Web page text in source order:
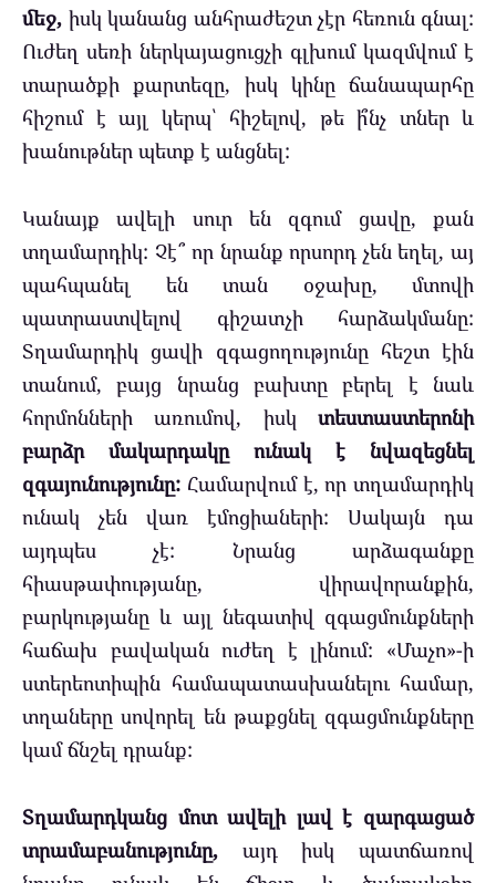
մեջ, իսկ կանանց անհրաժեշտ չէր հեռուն գնալ:
Ուժեղ սեռի ներկայացուցչի գլխում կազմվում է
տարածքի քարտեզը, իսկ կինը ճանապարհը
հիշում է այլ կերպ՝ հիշելով, թե ի՞նչ տներ և
խանութներ պետք է անցնել:
Կանայք ավելի սուր են զգում ցավը, քան
տղամարդիկ: Չէ՞ որ նրանք որսորդ չեն եղել, այ
պահպանել են տան օջախը, մտովի
պատրաստվելով գիշատչի հարձակմանը:
Տղամարդիկ ցավի զգացողությունը հեշտ էին
տանում, բայց նրանց բախտը բերել է նաև
հորմոնների առումով, իսկ տեստաստերոնի
բարձր մակարդակը ունակ է նվազեցնել
զգայունությունը: Համարվում է, որ տղամարդիկ
ունակ չեն վառ էմոցիաների: Սակայն դա
այդպես չէ: Նրանց արձագանքը
հիասթափությանը, վիրավորանքին,
բարկությանը և այլ նեգատիվ զգացմունքների
հաճախ բավական ուժեղ է լինում: «Մաչո»-ի
ստերեոտիպին համապատասխանելու համար,
տղաները սովորել են թաքցնել զգացմունքները
կամ ճնշել դրանք:
Տղամարդկանց մոտ ավելի լավ է զարգացած
տրամաբանությունը, այդ իսկ պատճառով